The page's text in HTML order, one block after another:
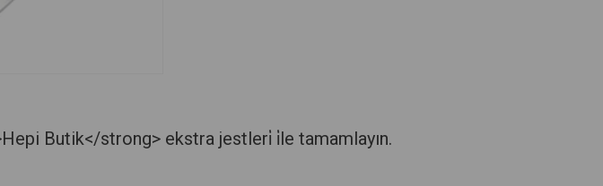
Butik</strong> ekstra jestleri̇ i̇le tamamlayın.